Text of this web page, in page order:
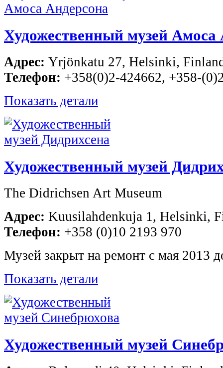
Художественный музей Амоса
Адрес: Yrjönkatu 27, Helsinki,
Телефон: +358(0)2-424662, +358-
Показать детали
Художественный музей
The Didrichsen Art Museum
Адрес: Kuusilahdenkuja 1, Helsinki,
Телефон: +358 (0)10 2193 970
Музей закрыт на ремонт с мая 2013
Показать детали
Художественный музей